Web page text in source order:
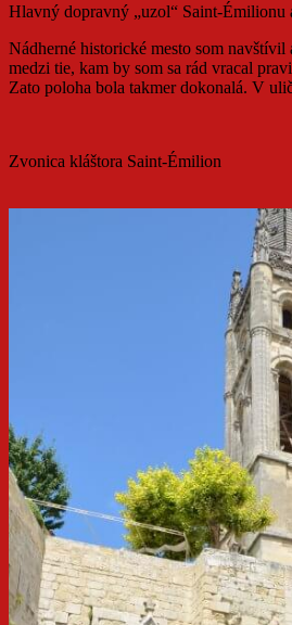
Hlavný dopravný „uzol“ Saint-Émilionu
Nádherné historické mesto som
medzi tie, kam by som sa rád vracal
Zato poloha bola takmer dokonalá. V
Zvonica kláštora Saint-Émilion